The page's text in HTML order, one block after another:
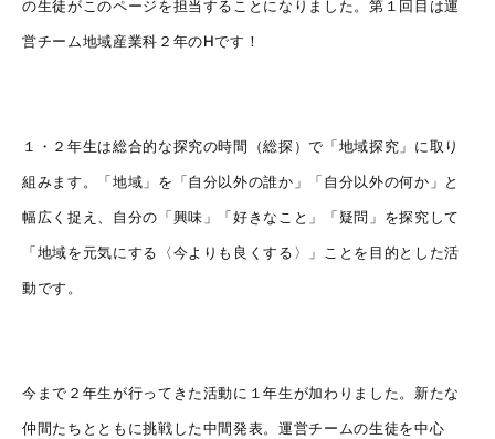
の生徒がこのページを担当することになりました。第１回目は運
営チーム地域産業科２年のHです！
１・２年生は総合的な探究の時間（総探）で「地域探究」に取り
組みます。「地域」を「自分以外の誰か」「自分以外の何か」と
幅広く捉え、自分の「興味」「好きなこと」「疑問」を探究して
「地域を元気にする〈今よりも良くする〉」ことを目的とした活
動です。
今まで２年生が行ってきた活動に１年生が加わりました。新たな
仲間たちとともに挑戦した中間発表。運営チームの生徒を中心